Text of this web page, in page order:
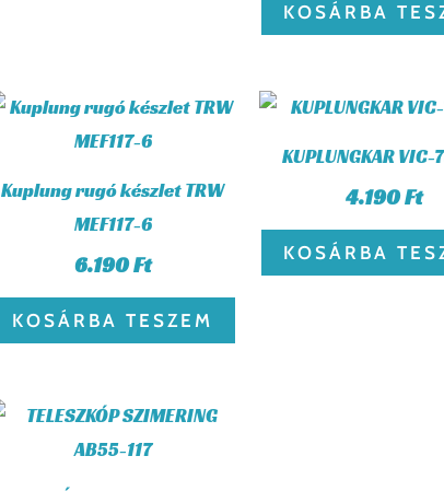
KOSÁRBA
Kuplung rugó készlet TRW
MEF117-6
6.190Ft
KOSÁRBA TESZEM
KUPLUNGKAR VIC-
4.190Ft
KOSÁRBA